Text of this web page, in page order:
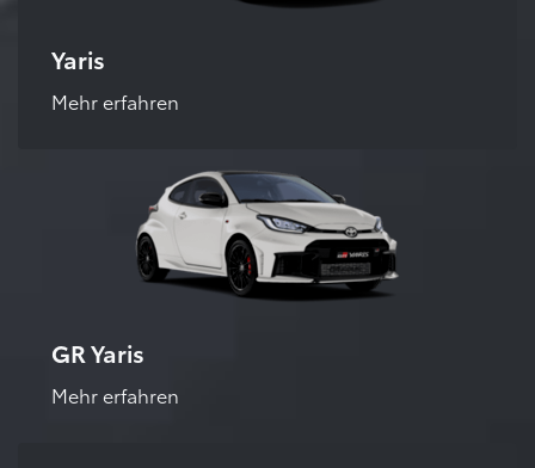
Yaris
Mehr erfahren
GR Yaris
Mehr erfahren